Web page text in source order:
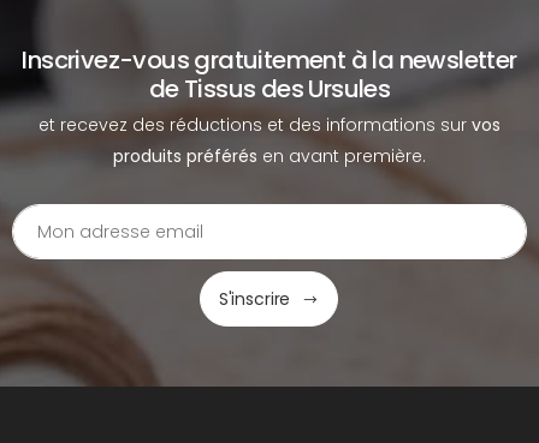
Inscrivez-vous gratuitement à la newsletter
de Tissus des Ursules
et recevez des réductions et des informations sur vos
produits préférés en avant première.
S'inscrire